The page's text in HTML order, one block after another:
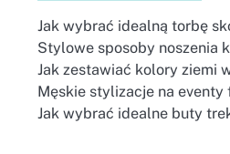
Jak wybrać idealną torbę
Stylowe sposoby noszenia
Jak zestawiać kolory ziemi
Męskie stylizacje na eventy
Jak wybrać idealne buty